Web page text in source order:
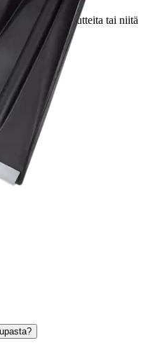
on puutteita tai niitä